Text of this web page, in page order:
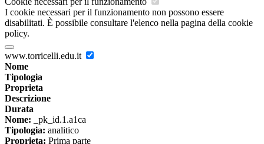
I cookie necessari per il funzionamento non possono essere
disabilitati. È possibile consultare l'elenco nella pagina della cookie
policy.
www.torricelli.edu.it
Nome
Tipologia
Proprieta
Descrizione
Durata
Nome: _pk_id.1.a1ca
Tipologia: analitico
Proprieta: Prima parte